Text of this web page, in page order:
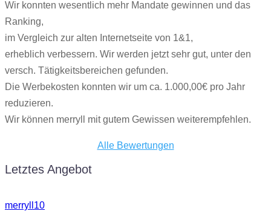
Wir konnten wesentlich mehr Mandate gewinnen und das
Ranking,
im Vergleich zur alten Internetseite von 1&1,
erheblich verbessern. Wir werden jetzt sehr gut, unter den
versch. Tätigkeitsbereichen gefunden.
Die Werbekosten konnten wir um ca. 1.000,00€ pro Jahr
reduzieren.
Wir können merryll mit gutem Gewissen weiterempfehlen.
Alle Bewertungen
Letztes Angebot
merryll10